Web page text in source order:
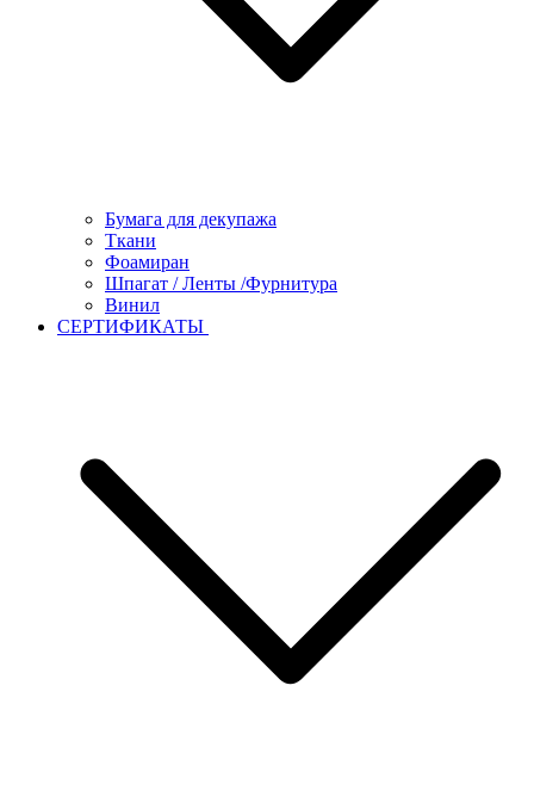
Бумага для декупажа
Ткани
Фоамиран
Шпагат / Ленты /Фурнитура
Винил
СЕРТИФИКАТЫ